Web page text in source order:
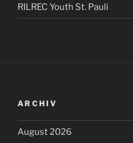
RILREC Youth St. Pauli
ARCHIV
August 2026